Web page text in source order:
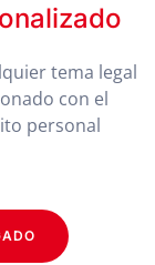
tema legal
con el
personal